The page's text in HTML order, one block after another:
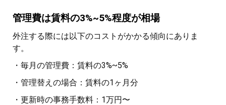
管理費は賃料の3%~5%程度が相場
外注する際には以下のコストがかかる傾向にありま
す。
・毎月の管理費：賃料の3%~5%
・管理替えの場合：賃料の1ヶ月分
・更新時の事務手数料：1万円〜